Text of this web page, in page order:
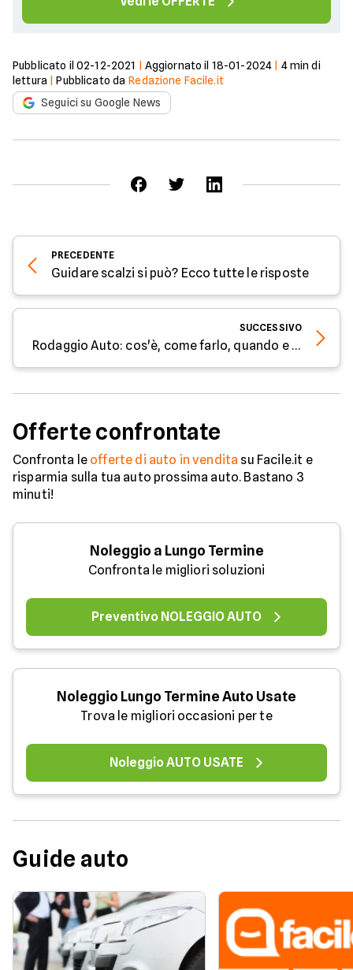
Pubblicato il 02-12-2021 Aggiornato il 18-01-2024 4min di
lettura |Pubblicato da Redazione Facile.it
Seguici su Google News
PRECEDENTE
Guidare scalzi si può? Ecco tutte le risposte
SUCCESSIVO
Rodaggio Auto: cos'è, come farlo, quando e perché
Offerte confrontate
Confronta le offerte di auto in vendita su Facile.it e
risparmia sulla tua auto prossima auto. Bastano 3
minuti!
Noleggio a Lungo Termine
Confronta le migliori soluzioni
Preventivo NOLEGGIO AUTO
Noleggio Lungo Termine Auto Usate
Trova le migliori occasioni per te
Noleggio AUTO USATE
Guide auto